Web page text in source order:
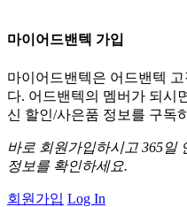
마이어드밴텍 가입
마이어드밴텍은 어드밴텍
다. 어드밴텍의 멤버가 되시
신 할인/사은품 정보를 구독
바로 회원가입하시고 365일
정보를 확인하세요.
회원가입 Log In